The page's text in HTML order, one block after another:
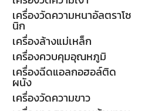
เครื่องวัดความหนาอัลตราโซ
นิก
เครื่องล้างแม่เหล็ก
เครื่องควบคุมอุณหภูมิ
เครื่องฉีดแอลกอฮอล์ติด
ผนัง
เครื่องวัดความขาว